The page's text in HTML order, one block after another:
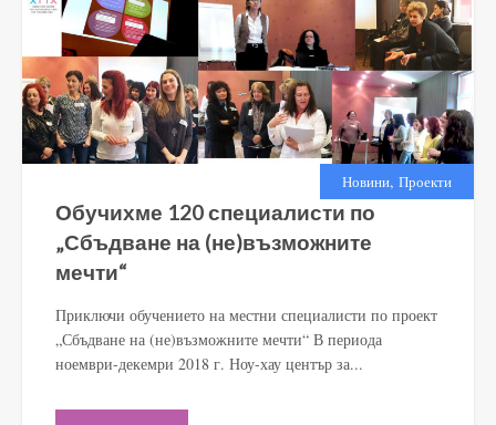
Новини, Проекти
Обучихме 120 специалисти по
„Сбъдване на (не)възможните
мечти“
Приключи обучението на местни специалисти по проект
„Сбъдване на (не)възможните мечти“ В периода
ноември-декемри 2018 г. Ноу-хау център за...